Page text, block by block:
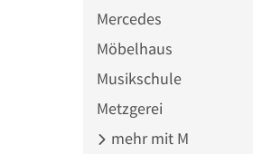
Mercedes
Möbelhaus
Musikschule
Metzgerei
mehr mit M